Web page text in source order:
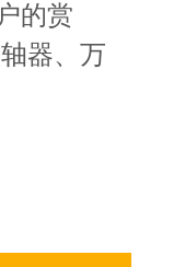
的赏
器、万